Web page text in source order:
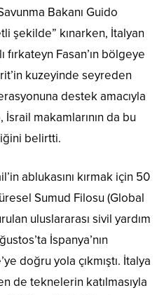
Bakanı Guido
şekilde” kınarken, İtalyan
fırkateyn Fasan’ın bölgeye
kuzeyinde seyreden
destek amacıyla
makamlarının da bu
belirtti.
ablukasını kırmak için 50
Sumud Filosu (Global
uluslararası sivil yardım
İspanya’nın
doğru yola çıkmıştı. İtalya
de teknelerin katılmasıyla